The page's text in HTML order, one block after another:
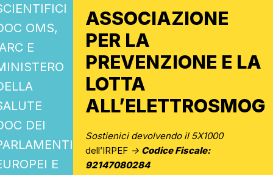
OMS,
E
DEI
E
ASSOCIAZIONE
PER LA
PREVENZIONE E LA
LOTTA
ALL’ELETTROSMOG
Sostienici devolvendo il 5X1000
dell’IRPEF -> Codice Fiscale:
92147080284